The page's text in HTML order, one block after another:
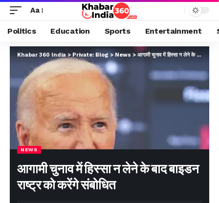
Aa
Politics Education Sports Entertainment
Khabar 360 India > Private: Blog > News > आगामी चुनाव में हिस्सा न लेने के बाद बाइडन राष्ट्र को करेंगे संबोधित
NEWS
आगामी चुनाव में हिस्सा न लेने के बाद बाइडन
राष्ट्र को करेंगे संबोधित